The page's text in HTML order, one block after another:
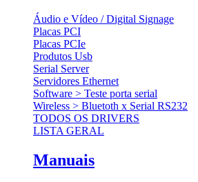
Áudio e Vídeo / Digital Signage
Placas PCI
Placas PCIe
Produtos Usb
Serial Server
Servidores Ethernet
Software > Teste porta serial
Wireless > Bluetoth x Serial RS232
TODOS OS DRIVERS
LISTA GERAL
Manuais